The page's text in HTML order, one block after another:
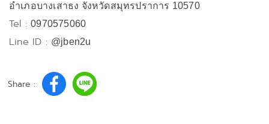
อำเภอบางเสาธง จังหวัดสมุทรปราการ 10570
Tel :0970575060
Line ID : @jben2u
Share :